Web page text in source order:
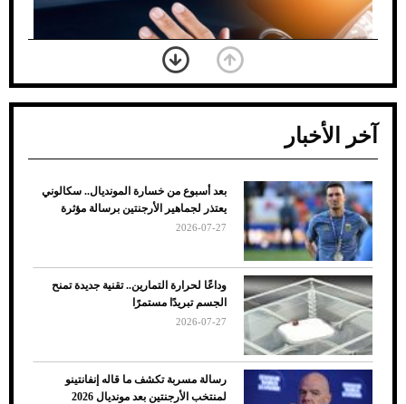
ضعف تبريد مكيف السيارة عند الوقوف.. أشهر
الأسباب والحلول
آخر الأخبار
بعد أسبوع من خسارة المونديال.. سكالوني
يعتذر لجماهير الأرجنتين برسالة مؤثرة
2026-07-27
وداعًا لحرارة التمارين.. تقنية جديدة تمنح
الجسم تبريدًا مستمرًا
2026-07-27
رسالة مسربة تكشف ما قاله إنفانتينو
لمنتخب الأرجنتين بعد مونديال 2026